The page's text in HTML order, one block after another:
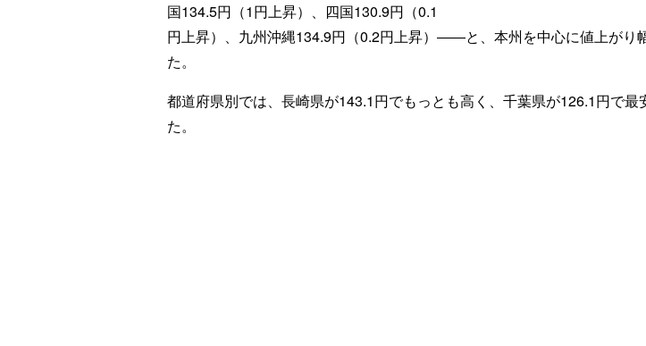
国134.5円（1円上昇）、四国130.9円（0.1
円上昇）、九州沖縄134.9円（0.2円上昇）――と、本州を中心に値上がり
た。
都道府県別では、長崎県が143.1円でもっとも高く、千葉県が126.1円で最
た。